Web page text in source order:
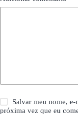
Salvar meu nome, e-
próxima vez que eu